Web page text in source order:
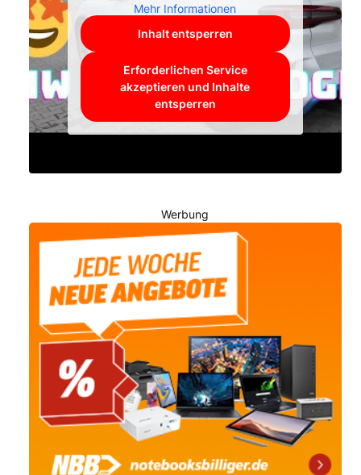
Mehr Informationen
Inhalt entsperren
Erforderlichen Service
akzeptieren und Inhalte
entsperren
Werbung